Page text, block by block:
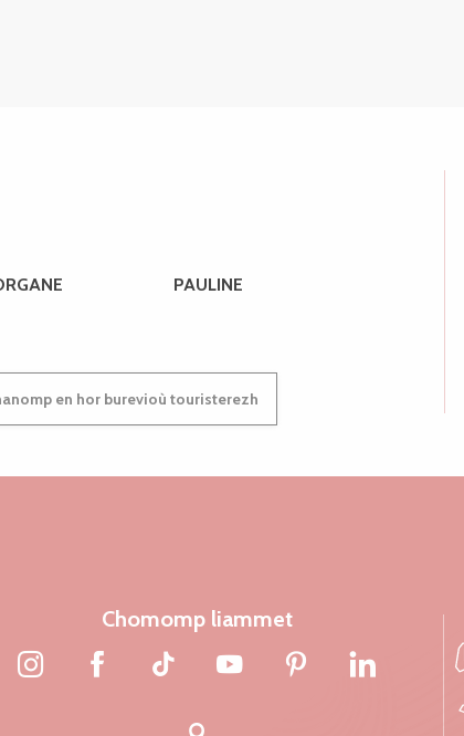
PAULINE
en hor burevioù touristerezh
Chomomp liammet